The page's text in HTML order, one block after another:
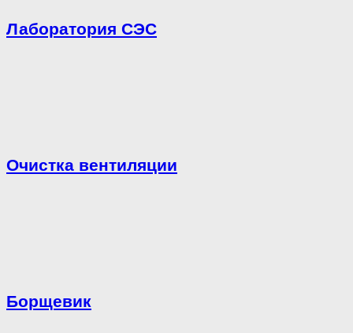
Лаборатория СЭС
Очистка вентиляции
Борщевик